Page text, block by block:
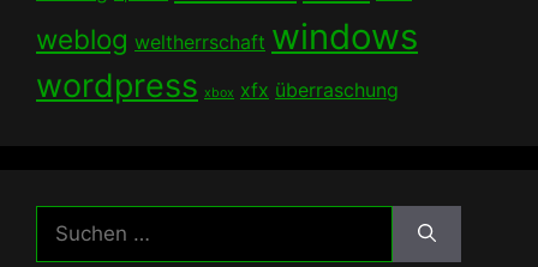
weblog weltherrschaft windows
wordpress xbox xfx überraschung
Suchen